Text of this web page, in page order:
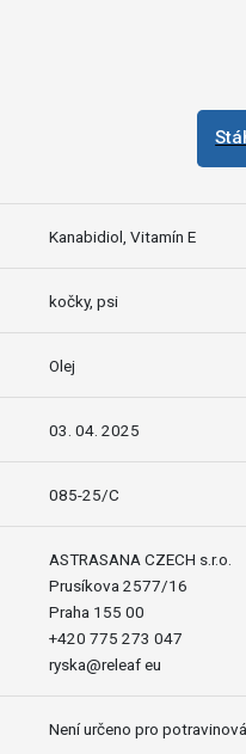
Kanabidiol, Vitamín E
kočky, psi
Olej
03. 04. 2025
085-25/C
ASTRASANA CZECH s.r.o.
Prusíkova 2577/16
Praha 155 00
+420 775 273 047
ryska@releaf eu
Není určeno pro